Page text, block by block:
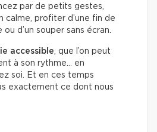
par de petits gestes,
calme, profiter d’une fin de
d’un souper sans écran.
accessible, que l’on peut
à son rythme… en
soi. Et en ces temps
exactement ce dont nous